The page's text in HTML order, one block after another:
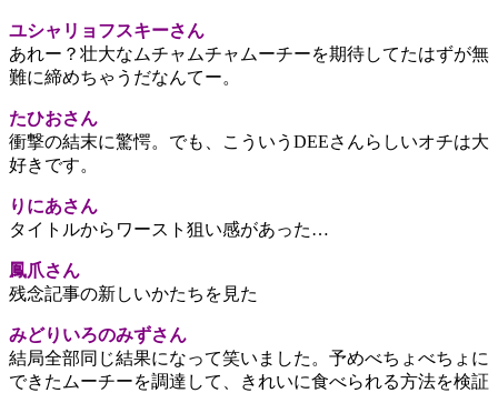
ユシャリョフスキーさん
あれー？壮大なムチャムチャムーチーを期待してたはずが無
難に締めちゃうだなんてー。
たひおさん
衝撃の結末に驚愕。でも、こういうDEEさんらしいオチは大
好きです。
りにあさん
タイトルからワースト狙い感があった…
鳳爪さん
残念記事の新しいかたちを見た
みどりいろのみずさん
結局全部同じ結果になって笑いました。予めべちょべちょに
できたムーチーを調達して、きれいに食べられる方法を検証